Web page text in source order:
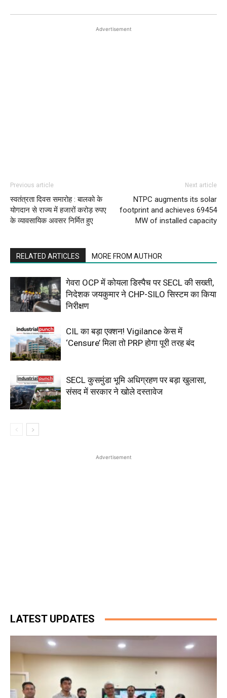
Advertisement
Previous article
स्वतंत्रता दिवस समारोह : बालको के
योगदान से राज्य में हजारों करोड़ रुपए
के व्यावसायिक अवसर निर्मित हुए
Next article
NTPC augments its solar
footprint and achieves 69454
MW of installed capacity
RELATED ARTICLES MORE FROM AUTHOR
गेवरा OCP में कोयला डिस्पैच पर SECL की सख्ती,
निदेशक जयकुमार ने CHP-SILO सिस्टम का किया
निरीक्षण
CIL का बड़ा एक्शन! Vigilance केस में
‘Censure’ मिला तो PRP होगा पूरी तरह बंद
SECL कुसमुंडा भूमि अधिग्रहण पर बड़ा खुलासा,
संसद में सरकार ने खोले दस्तावेज
Advertisement
LATEST UPDATES